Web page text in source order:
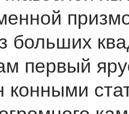
больших
первый
конными